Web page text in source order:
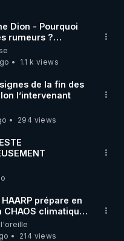
de méditation et
code
Dion - Pourquoi
rumeurs ?
hypnose
1.1 k views
de la fin des
l’intervenant
294 views
prépare en
CHAOS climatique,
214 views